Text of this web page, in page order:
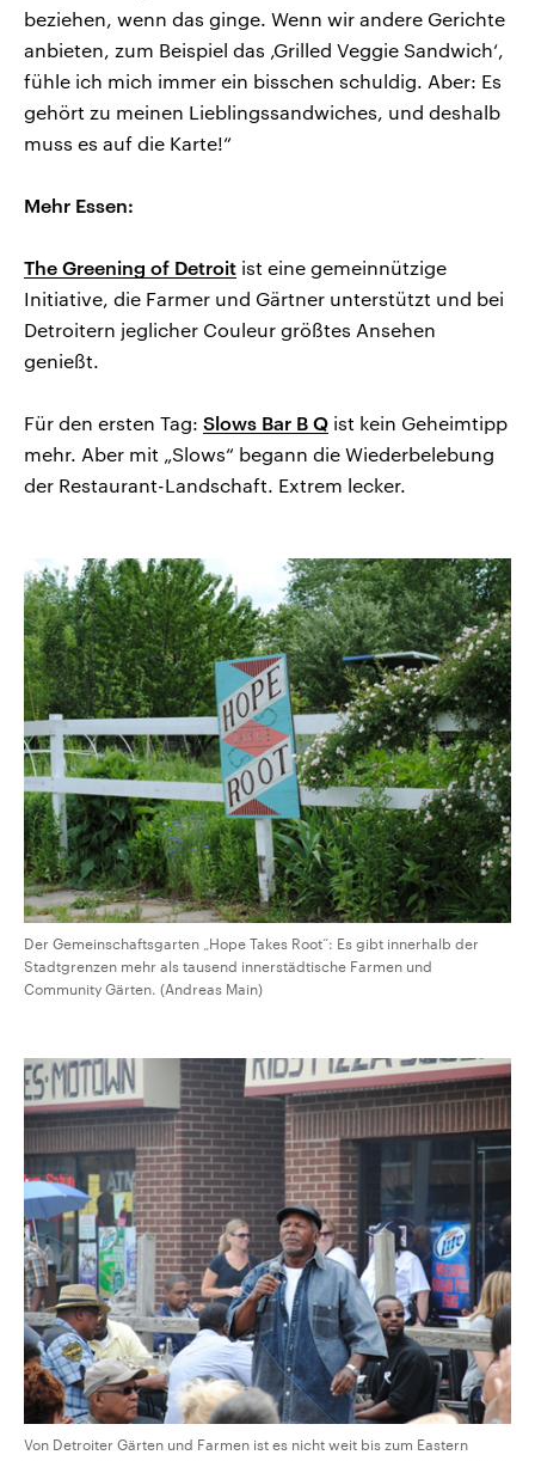
beziehen, wenn das ginge. Wenn wir andere Gerichte
anbieten, zum Beispiel das ‚Grilled Veggie Sandwich‘,
fühle ich mich immer ein bisschen schuldig. Aber: Es
gehört zu meinen Lieblingssandwiches, und deshalb
muss es auf die Karte!“
Mehr Essen:
The Greening of Detroit ist eine gemeinnützige
Initiative, die Farmer und Gärtner unterstützt und bei
Detroitern jeglicher Couleur größtes Ansehen
genießt.
Für den ersten Tag: Slows Bar B Q ist kein Geheimtipp
mehr. Aber mit „Slows“ begann die Wiederbelebung
der Restaurant-Landschaft. Extrem lecker.
Der Gemeinschaftsgarten „Hope Takes Root“: Es gibt innerhalb der
Stadtgrenzen mehr als tausend innerstädtische Farmen und
Community Gärten. (Andreas Main)
Von Detroiter Gärten und Farmen ist es nicht weit bis zum Eastern